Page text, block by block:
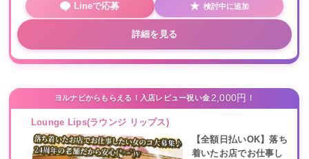
Lineで応募 検討中に追加
詳細を見る
ヨルナビからもらえる！入店レビュー祝い金 2,000円 ！
Lounge Lips(ラウンジ リップス)
【全額日払いOK】落ち
着いたお店でお仕事し